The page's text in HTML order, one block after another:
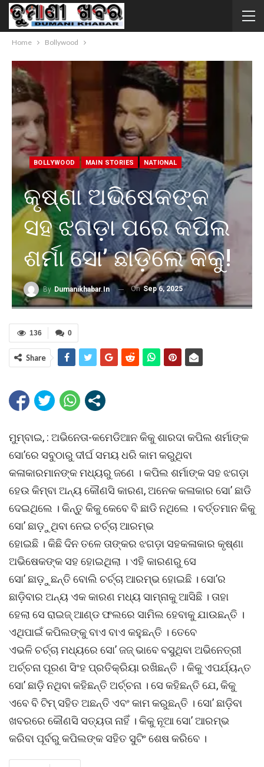
Home Bollywood
BOLLYWOOD MAIN STORIES NATIONAL
କୃଷ୍ଣା ଅଭିଷେକଙ୍କ
ସହ ଝଗଡ଼ା ପରେ କପିଲ
ଶର୍ମା ସୋ’ ଛାଡ଼ିଲେ କିକୁ!
By Dumanikhabar.in On Sep 6, 2025
0
136
Share
ମୁମ୍ବାଇ, : ଅଭିନେତା-କମେଡିଆନ କିକୁ ଶାରଦା କପିଲ ଶର୍ମାଙ୍କ
ସୋ’ରେ ସବୁଠାରୁ ଦୀର୍ଘ ସମୟ ଧରି କାମ କରୁଥିବା
କଳାକାରମାନଙ୍କ ମଧ୍ୟରୁ ଜଣେ । କପିଲ ଶର୍ମାଙ୍କ ସହ ଝଗଡ଼ା
ହେଉ କିମ୍ବା ଅନ୍ୟ କୌଣସି କାରଣ, ଅନେକ କଳାକାର ସୋ’ ଛାଡି
ଦେଇଥିଲେ । କିନ୍ତୁ କିକୁ କେବେ ବି ଛାଡି ନଥିଲେ । ବର୍ତ୍ତମାନ କିକୁ
ସୋ’ ଛାଡ଼ୁଥିବା ନେଇ ଚର୍ଚ୍ଚା ଆରମ୍ଭ
ହୋଇଛି । କିଛି ଦିନ ତଳେ ତାଙ୍କର ଝଗଡ଼ା ସହକଳାକାର କୃଷ୍ଣା
ଅଭିଷେକଙ୍କ ସହ ହୋଇଥିଲା । ଏହି କାରଣରୁ ସେ
ସୋ’ ଛାଡ଼ୁଛନ୍ତି ବୋଲି ଚର୍ଚ୍ଚା ଆରମ୍ଭ ହୋଇଛି । ସୋ’ର
ଛାଡ଼ିବାର ଅନ୍ୟ ଏକ କାରଣ ମଧ୍ୟ ସାମ୍ନାକୁ ଆସିଛି । ତାହା
ହେଲା ସେ ରାଇଜ୍ ଆଣ୍ଡ ଫଲରେ ସାମିଲ ହେବାକୁ ଯାଉଛନ୍ତି ।
ଏଥିପାଇଁ କପିଲଙ୍କୁ ବାଏ ବାଏ କହୁଛନ୍ତି । ତେବେ
ଏଭଳି ଚର୍ଚ୍ଚା ମଧ୍ୟରେ ସୋ’ ଜଜ୍ ଭାବେ ବସୁଥିବା ଅଭିନେତ୍ରୀ
ଅର୍ଚ୍ଚନା ପୂରଣ ସିଂହ ପ୍ରତିକ୍ରିୟା ରଖିଛନ୍ତି । କିକୁ ଏପର୍ଯ୍ୟନ୍ତ
ସୋ’ ଛାଡ଼ି ନଥିବା କହିଛନ୍ତି ଅର୍ଚ୍ଚନା । ସେ କହିଛନ୍ତି ଯେ, କିକୁ
ଏବେ ବି ଟିମ୍ ସହିତ ଅଛନ୍ତି ଏବଂ କାମ କରୁଛନ୍ତି । ସୋ’ ଛାଡ଼ିବା
ଖବରରେ କୌଣସି ସତ୍ୟତା ନାହିଁ । କିକୁ ନୂଆ ସୋ’ ଆରମ୍ଭ
କରିବା ପୂର୍ବରୁ କପିଲଙ୍କ ସହିତ ସୁଟିଂ ଶେଷ କରିବେ ।